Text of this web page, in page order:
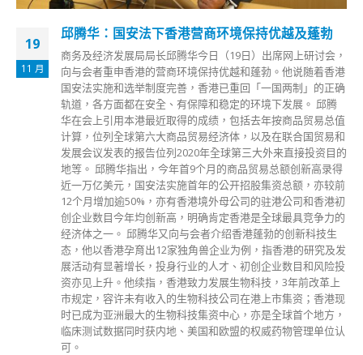
19
11 月
邱腾华：国安法下香港营商环境保持优越及蓬勃
商务及经济发展局局长邱腾华今日（19日）出席网上研讨会，
向与会者重申香港的营商环境保持优越和蓬勃。他说随着香港
国安法实施和选举制度完善，香港已重回「一国两制」的正确
轨道，各方面都在安全、有保障和稳定的环境下发展。 邱腾
华在会上引用本港最近取得的成绩，包括去年按商品贸易总值
计算，位列全球第六大商品贸易经济体，以及在联合国贸易和
发展会议发表的报告位列2020年全球第三大外来直接投资目的
地等。 邱腾华指出，今年首9个月的商品贸易总额创新高录得
近一万亿美元，国安法实施首年的公开招股集资总额，亦较前
12个月增加逾50%，亦有香港境外母公司的驻港公司和香港初
创企业数目今年均创新高，明确肯定香港是全球最具竞争力的
经济体之一。 邱腾华又向与会者介绍香港蓬勃的创新科技生
态，他以香港孕育出12家独角兽企业为例，指香港的研究及发
展活动有显著增长，投身行业的人才、初创企业数目和风险投
资亦见上升。他续指，香港致力发展生物科技，3年前改革上
市规定，容许未有收入的生物科技公司在港上市集资；香港现
时已成为亚洲最大的生物科技集资中心，亦是全球首个地方，
临床测试数据同时获内地、美国和欧盟的权威药物管理单位认
可。